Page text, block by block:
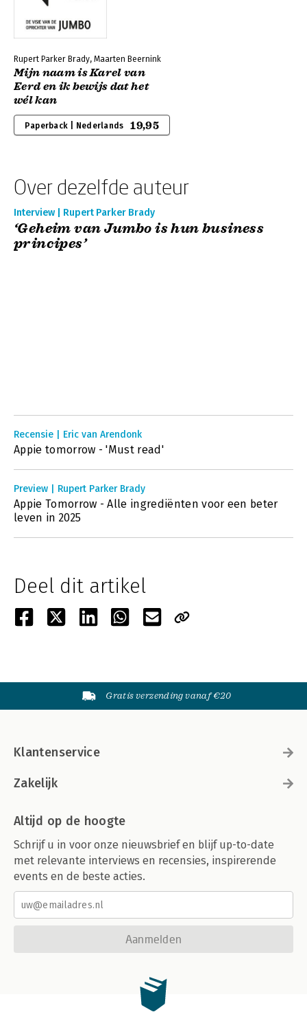
Rupert Parker Brady, Maarten Beernink
Mijn naam is Karel van
Eerd en ik bewijs dat het
wél kan
Paperback | Nederlands 19,95
Over dezelfde auteur
Interview | Rupert Parker Brady
‘Geheim van Jumbo is hun business
principes’
Recensie | Eric van Arendonk
Appie tomorrow - 'Must read'
Preview | Rupert Parker Brady
Appie Tomorrow - Alle ingrediënten voor een beter
leven in 2025
Deel dit artikel
Gratis verzending vanaf €20
Klantenservice
Zakelijk
Altijd op de hoogte
Schrijf u in voor onze nieuwsbrief en blijf up-to-date
met relevante interviews en recensies, inspirerende
events en de beste acties.
Aanmelden